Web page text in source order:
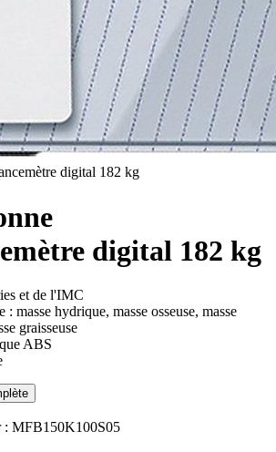
digital 182 kg
digital 182 kg
et de l'IMC
: masse hydrique, masse osseuse, masse
graisseuse
ABS
: MFB150K100S05